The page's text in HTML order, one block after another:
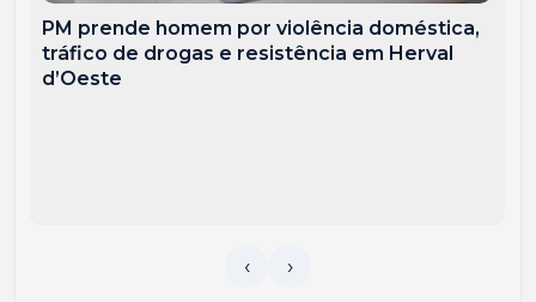
PM prende homem por violência doméstica,
tráfico de drogas e resistência em Herval
d’Oeste